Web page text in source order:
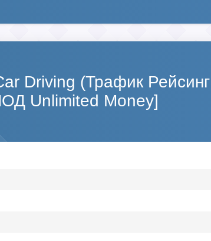
Driving (Трафик
Unlimited Money]